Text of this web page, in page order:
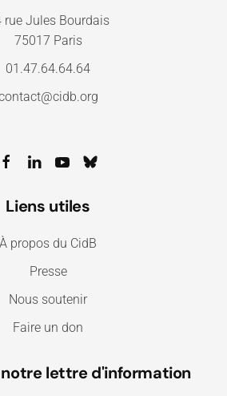
rue Jules Bourdais
75017 Paris
01.47.64.64.64
Liens utiles
À propos du CidB
Presse
Nous soutenir
Faire un don
lettre d'information